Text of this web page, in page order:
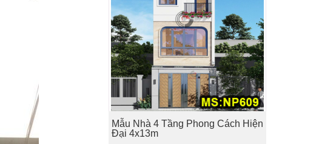
Mẫu Nhà 4 Tầng Phong Cách Hiện
Đại 4x13m